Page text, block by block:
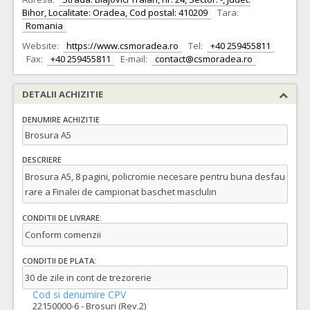
Bihor, Localitate: Oradea, Cod postal: 410209
Tara:
Romania
Website:
https://www.csmoradea.ro Tel:
+40 259455811
Fax:
+40 259455811 E-mail: contact@csmoradea.ro
DETALII ACHIZITIE
DENUMIRE ACHIZITIE
Brosura A5
DESCRIERE
Brosura A5, 8 pagini, policromie necesare pentru buna desfau
rare a Finalei de campionat baschet masclulin
CONDITII DE LIVRARE:
Conform comenzii
CONDITII DE PLATA:
30 de zile in cont de trezorerie
Cod si denumire CPV
22150000-6 - Brosuri (Rev.2)